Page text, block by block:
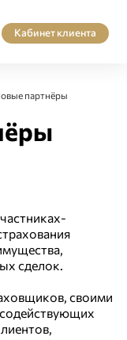
Кабинет клиента
партнёры
сделок.
своими